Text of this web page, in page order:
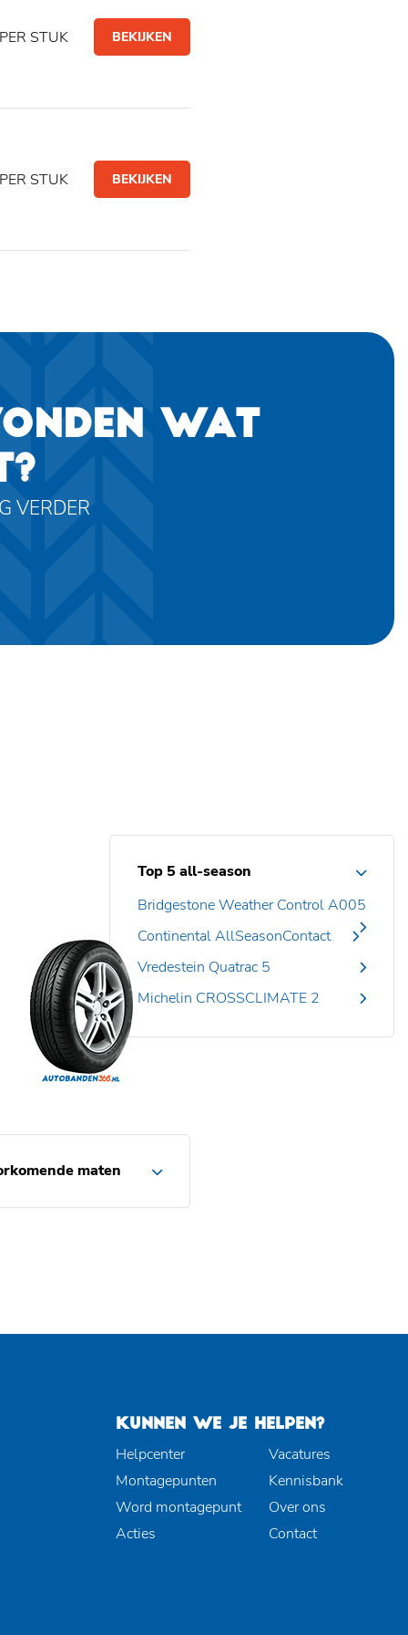
PER STUK BEKIJKEN
PER STUK BEKIJKEN
WAT
VERDER
Top 5 all-season
Bridgestone Weather Control A005
Continental AllSeasonContact
Vredestein Quatrac 5
Michelin CROSSCLIMATE 2
maten
KUNNEN WE JE HELPEN?
Helpcenter
Montagepunten
Word montagepunt
Acties
Vacatures
Kennisbank
Over ons
Contact